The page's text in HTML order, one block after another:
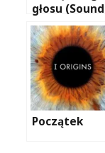
głosu (Sound
of my voice)
Początek